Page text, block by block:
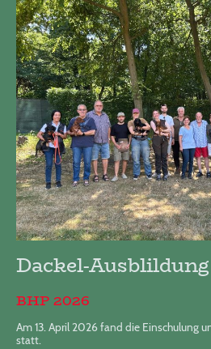
Dackel-Ausblildung
BHP 2026
Am 13. April 2026 fand die Einschulung
statt.